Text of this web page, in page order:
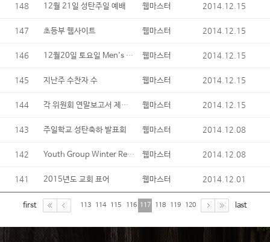
148 12월 21일 성탄주일 예배 웹마스터 2014.12.15
147 초등부 웹사이트 웹마스터 2014.12.15
146 12월20일 토요일 Men's Homeless Shelter 방문 웹마스터 2014.12.15
145 지난주 수찬자 수 웹마스터 2014.12.15
144 각 위원회 연말보고서 제출요망 웹마스터 2014.12.15
143 주일학교 성탄축하 발표회 웹마스터 2014.12.08
142 Youth Group Winter Retreat 웹마스터 2014.12.08
141 2015년도 교회 표어 웹마스터 2014.12.01
first 113 114 115 116 117 118 119 120 last